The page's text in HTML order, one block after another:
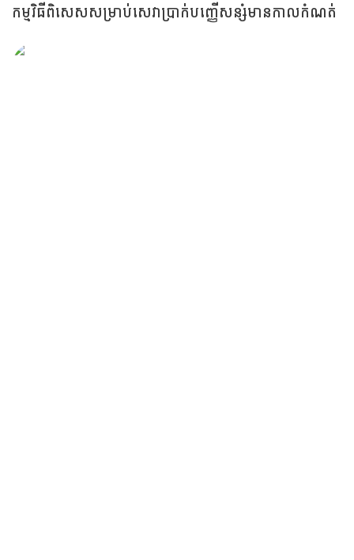
កម្មវិធីពិសេសសម្រាប់សេវាប្រាក់បញ្ញើសន្សំមានកាលកំណត់